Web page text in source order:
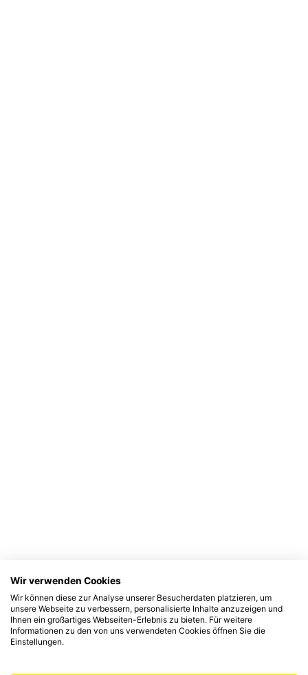
Wir verwenden Cookies
Wir können diese zur Analyse unserer Besucherdaten platzieren, um
unsere Webseite zu verbessern, personalisierte Inhalte anzuzeigen und
Ihnen ein großartiges Webseiten-Erlebnis zu bieten. Für weitere
Informationen zu den von uns verwendeten Cookies öffnen Sie die
Einstellungen.